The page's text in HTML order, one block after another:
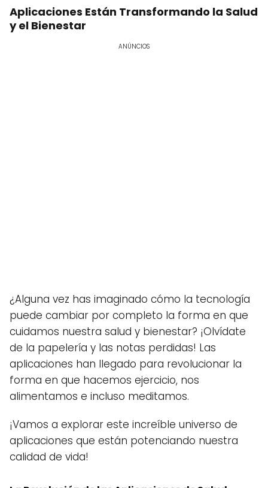
Aplicaciones Están Transformando la Salud
y el Bienestar
ANÚNCIOS
¿Alguna vez has imaginado cómo la tecnología
puede cambiar por completo la forma en que
cuidamos nuestra salud y bienestar? ¡Olvídate
de la papelería y las notas perdidas! Las
aplicaciones han llegado para revolucionar la
forma en que hacemos ejercicio, nos
alimentamos e incluso meditamos.
¡Vamos a explorar este increíble universo de
aplicaciones que están potenciando nuestra
calidad de vida!